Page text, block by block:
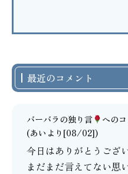
最近のコメント
バーバラの独り言
への
(あいより[08/02])
今日はありがとうござ
まだまだ言えてない思